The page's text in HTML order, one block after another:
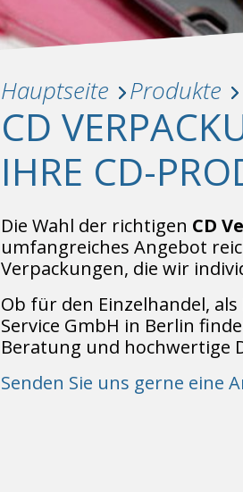
Hauptseite Produkte
CD
IHRE CD-
Die Wahl der richtigen CD
umfangreiches Angebot
Verpackungen, die wir
Ob für den Einzelhandel,
Service GmbH in Berlin
Beratung und hochwertige
Senden Sie uns gerne eine